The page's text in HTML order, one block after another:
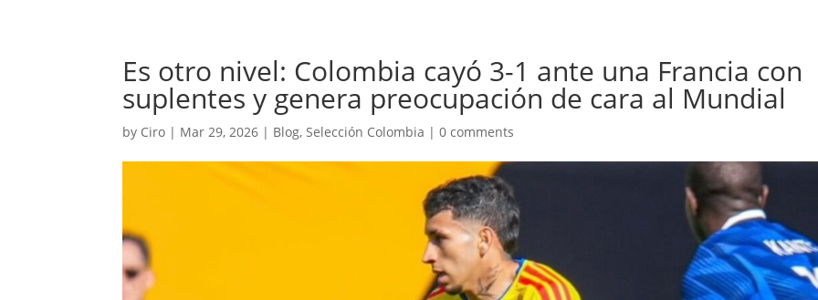
Es otro nivel: Colombia cayó 3-1 ante una Francia con
suplentes y genera preocupación de cara al Mundial
by Ciro | Mar 29, 2026 | Blog, Selección Colombia |0 comments